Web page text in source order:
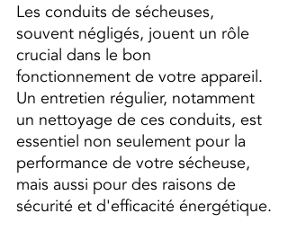
Les conduits de sécheuses,
souvent négligés, jouent un rôle
crucial dans le bon
fonctionnement de votre appareil.
Un entretien régulier, notamment
un nettoyage de ces conduits, est
essentiel non seulement pour la
performance de votre sécheuse,
mais aussi pour des raisons de
sécurité et d'efficacité énergétique.